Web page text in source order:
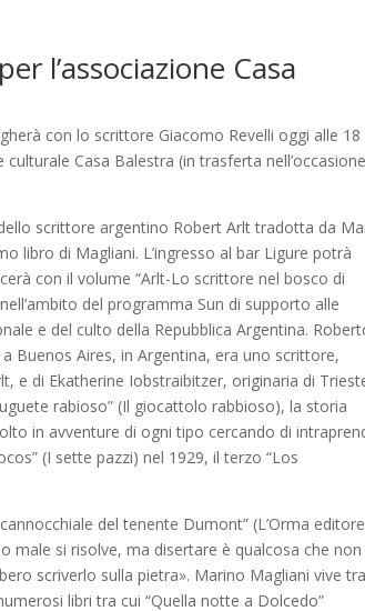
l’associazione Casa
con lo scrittore Giacomo Revelli oggi alle 18
Casa Balestra (in trasferta nell’occasione
scrittore argentino Robert Arlt tradotta da
libro di Magliani. L’ingresso al bar Ligure potrà
con il volume “Arlt-Lo scrittore nel bosco di
del programma Sun di supporto alle
e del culto della Repubblica Argentina.
Buenos Aires, in Argentina, era uno scrittore,
e di Ekatherine Iobstraibitzer, originaria di
rabioso” (Il giocattolo rabbioso), la storia
in avventure di ogni tipo cercando di
(I sette pazzi) nel 1929, il terzo “Los
del tenente Dumont” (L’Orma
male si risolve, ma disertare è qualcosa che non
scriverlo sulla pietra». Marino Magliani vive
libri tra cui “Quella notte a Dolcedo”